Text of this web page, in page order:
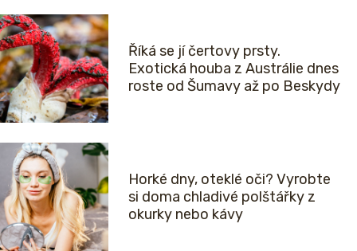
Říká se jí čertovy prsty.
Exotická houba z Austrálie dnes
roste od Šumavy až po Beskydy
Horké dny, oteklé oči? Vyrobte
si doma chladivé polštářky z
okurky nebo kávy